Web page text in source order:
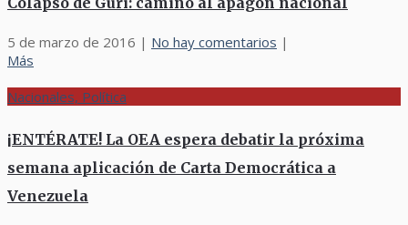
5 de marzo de 2016 | No hay comentarios |
Más
Nacionales, Política
¡ENTÉRATE! La OEA espera debatir la próxima
semana aplicación de Carta Democrática a
Venezuela